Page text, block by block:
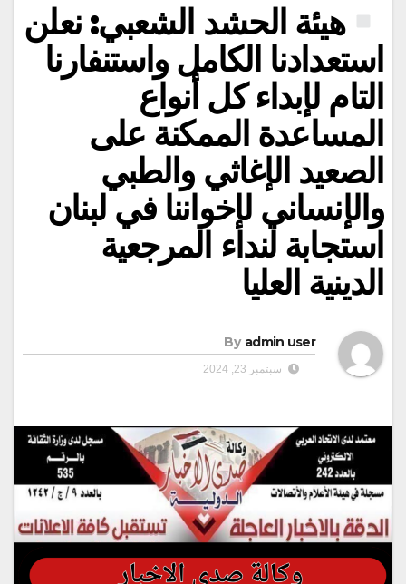
هيئة الحشد الشعبي: نعلن
استعدادنا الكامل واستنفارنا
التام لإبداء كل أنواع
المساعدة الممكنة على
الصعيد الإغاثي والطبي
والإنساني لإخواننا في لبنان
استجابة لنداء المرجعية
الدينية العليا
By admin user
سبتمبر 23, 2024